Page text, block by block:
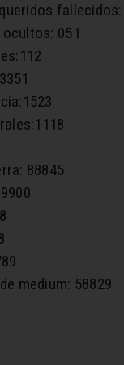
fallecidos:
051
88845
medium: 58829